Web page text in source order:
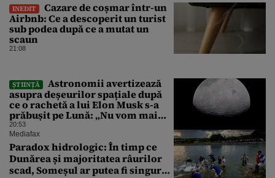
INEDIT
Cazare de coșmar într-un
Airbnb: Ce a descoperit un turist
sub podea după ce a mutat un
scaun
21:08
ȘTIINȚĂ
Astronomii avertizează
asupra deșeurilor spațiale după
ce o rachetă a lui Elon Musk s-a
prăbușit pe Lună: „Nu vom mai
putea efectua zboruri spațiale”
20:53
Mediafax
Paradox hidrologic: În timp ce
Dunărea și majoritatea râurilor
scad, Someșul ar putea fi singurul